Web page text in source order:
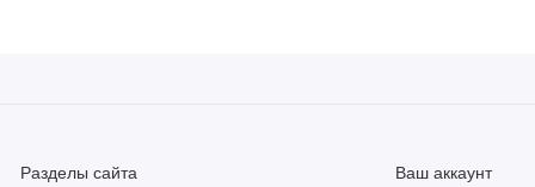
Разделы сайта Ваш аккаунт